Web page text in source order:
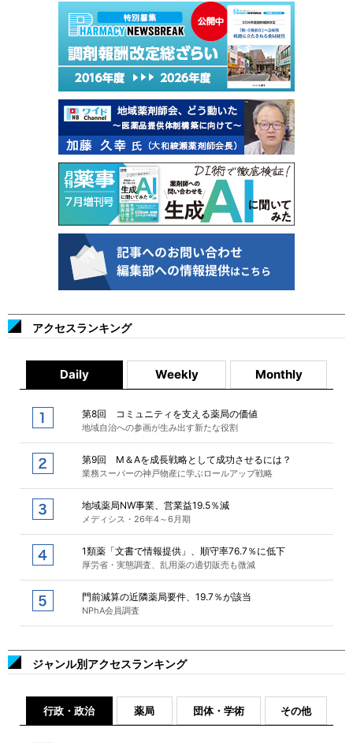
アクセスランキング
Daily Weekly Monthly
第8回 コミュニティを支える薬局の価値
地域自治への参画が生み出す新たな役割
第9回 M＆Aを成長戦略として成功させるには？
業務スーパーの神戸物産に学ぶロールアップ戦略
地域薬局NW事業、営業益19.5％減
メディシス・26年4～6月期
1類薬「文書で情報提供」、順守率76.7％に低下
厚労省・実態調査、乱用薬の適切販売も微減
門前減算の近隣薬局要件、19.7％が該当
NPhA会員調査
ジャンル別アクセスランキング
行政・政治 薬局 団体・学術 その他